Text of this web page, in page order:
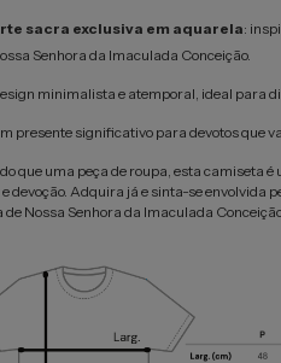
sacra exclusiva em aquarela:
Senhora da Imaculada Conceição.
minimalista e atemporal, ideal para
presente significativo para devotos que
que uma peça de roupa, esta camiseta é
devoção. Adquira já e sinta-se envolvida
de Nossa Senhora da Imaculada